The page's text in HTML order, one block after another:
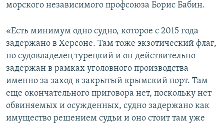
морского независимого профсоюза Борис Бабин.
«Есть минимум одно судно, которое с 2015 года
задержано в Херсоне. Там тоже экзотический флаг,
но судовладелец турецкий и он действительно
задержан в рамках уголовного производства
именно за заход в закрытый крымский порт. Там
еще окончательного приговора нет, поскольку нет
обвиняемых и осужденных, судно задержано как
имущество решением судьи и оно стоит там уже